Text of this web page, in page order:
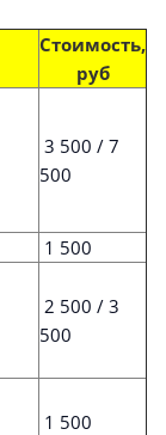
Стоимость,
руб
3 500 / 7
500
1 500
2 500 / 3
500
1 500